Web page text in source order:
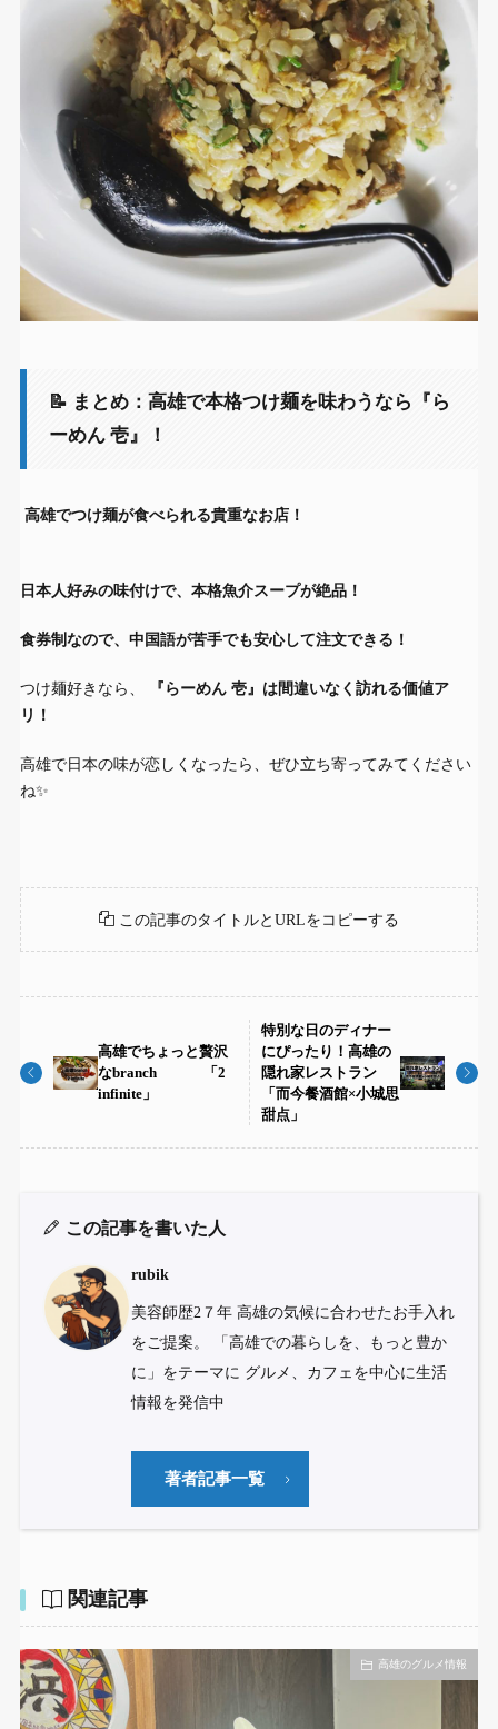
📝 まとめ：高雄で本格つけ麺を味わうなら『ら
ーめん 壱』！
高雄でつけ麺が食べられる貴重なお店！
日本人好みの味付けで、本格魚介スープが絶品！
食券制なので、中国語が苦手でも安心して注文できる！
つけ麺好きなら、
『らーめん 壱』は間違いなく訪れる価値ア
リ！
高雄で日本の味が恋しくなったら、ぜひ立ち寄ってみてください
ね✨
この記事のタイトルとURLをコピーする
高雄でちょっと贅沢
なbranch 「2
infinite」
特別な日のディナー
にぴったり！高雄の
隠れ家レストラン
「而今餐酒館×小城思
甜点」
この記事を書いた人
rubik
美容師歴2７年 高雄の気候に合わせたお手入れ
をご提案。 「高雄での暮らしを、もっと豊か
に」をテーマに グルメ、カフェを中心に生活
情報を発信中
著者記事一覧
関連記事
高雄のグルメ情報